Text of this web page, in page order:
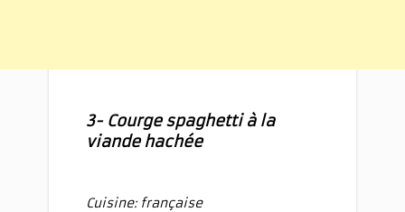
3- Courge spaghetti à la
viande hachée
Cuisine: française